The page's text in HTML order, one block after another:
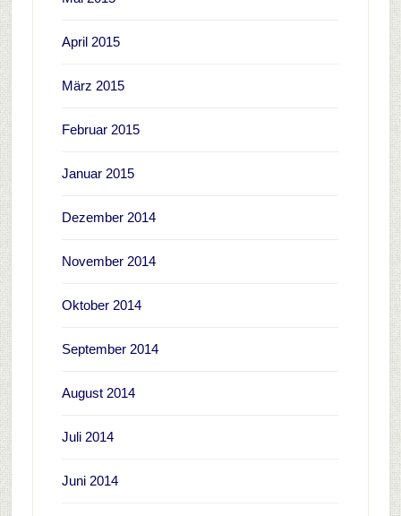
April 2015
März 2015
Februar 2015
Januar 2015
Dezember 2014
November 2014
Oktober 2014
September 2014
August 2014
Juli 2014
Juni 2014